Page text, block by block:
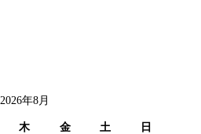
2026年8月
木 金 土
日